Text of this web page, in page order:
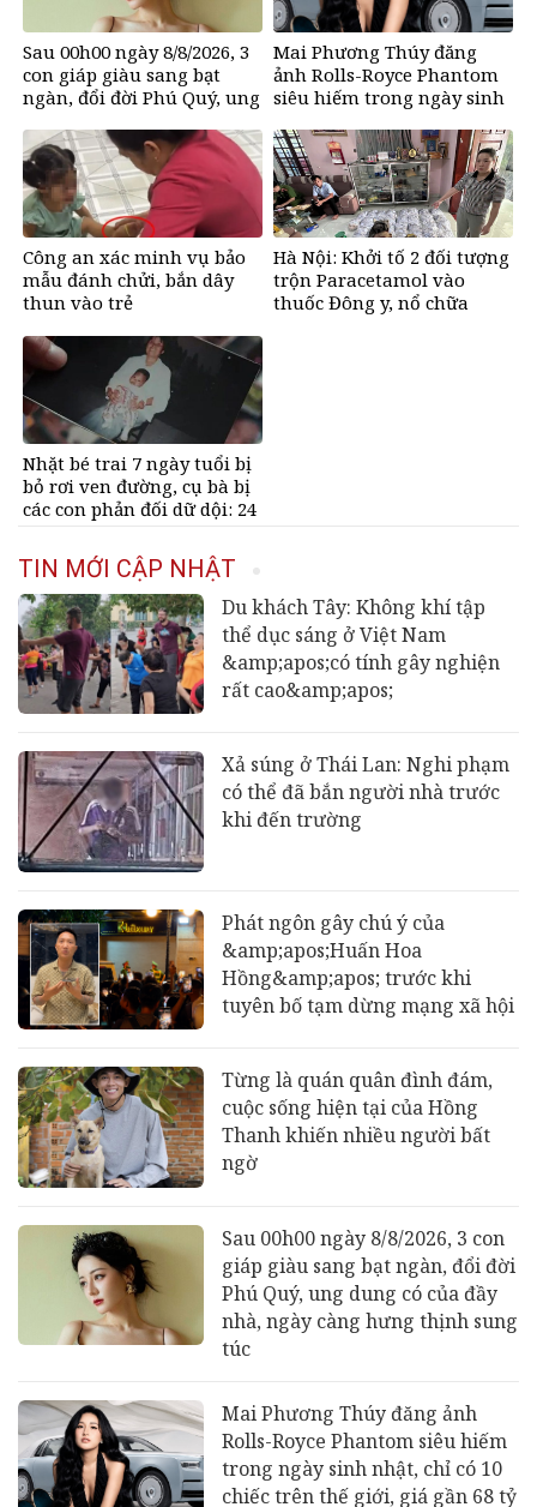
Sau 00h00 ngày 8/8/2026, 3
con giáp giàu sang bạt
ngàn, đổi đời Phú Quý, ung
càng hưng thịnh sung túc
Mai Phương Thúy đăng
ảnh Rolls-Royce Phantom
siêu hiếm trong ngày sinh
thế giới, giá gần 68 tỷ đồng
Công an xác minh vụ bảo
mẫu đánh chửi, bắn dây
thun vào trẻ
Hà Nội: Khởi tố 2 đối tượng
trộn Paracetamol vào
thuốc Đông y, nổ chữa
Nhặt bé trai 7 ngày tuổi bị
bỏ rơi ven đường, cụ bà bị
các con phản đối dữ dội: 24
động
TIN MỚI CẬP NHẬT
Du khách Tây: Không khí tập
thể dục sáng ở Việt Nam
&amp;apos;có tính gây nghiện
rất cao&amp;apos;
Xả súng ở Thái Lan: Nghi phạm
có thể đã bắn người nhà trước
khi đến trường
Phát ngôn gây chú ý của
&amp;apos;Huấn Hoa
Hồng&amp;apos; trước khi
tuyên bố tạm dừng mạng xã hội
Từng là quán quân đình đám,
cuộc sống hiện tại của Hồng
Thanh khiến nhiều người bất
ngờ
Sau 00h00 ngày 8/8/2026, 3 con
giáp giàu sang bạt ngàn, đổi đời
Phú Quý, ung dung có của đầy
nhà, ngày càng hưng thịnh sung
túc
Mai Phương Thúy đăng ảnh
Rolls-Royce Phantom siêu hiếm
trong ngày sinh nhật, chỉ có 10
chiếc trên thế giới, giá gần 68 tỷ